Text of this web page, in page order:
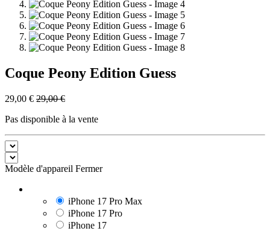
Coque Peony Edition Guess
29,00 € 29,00€
Pas disponible à la vente
Modèle d'appareil Fermer
iPhone 17 Pro Max
iPhone 17 Pro
iPhone 17